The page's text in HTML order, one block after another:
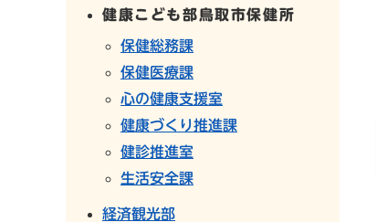
健康こども部鳥取市保健所
保健総務課
保健医療課
心の健康支援室
健康づくり推進課
健診推進室
生活安全課
経済観光部